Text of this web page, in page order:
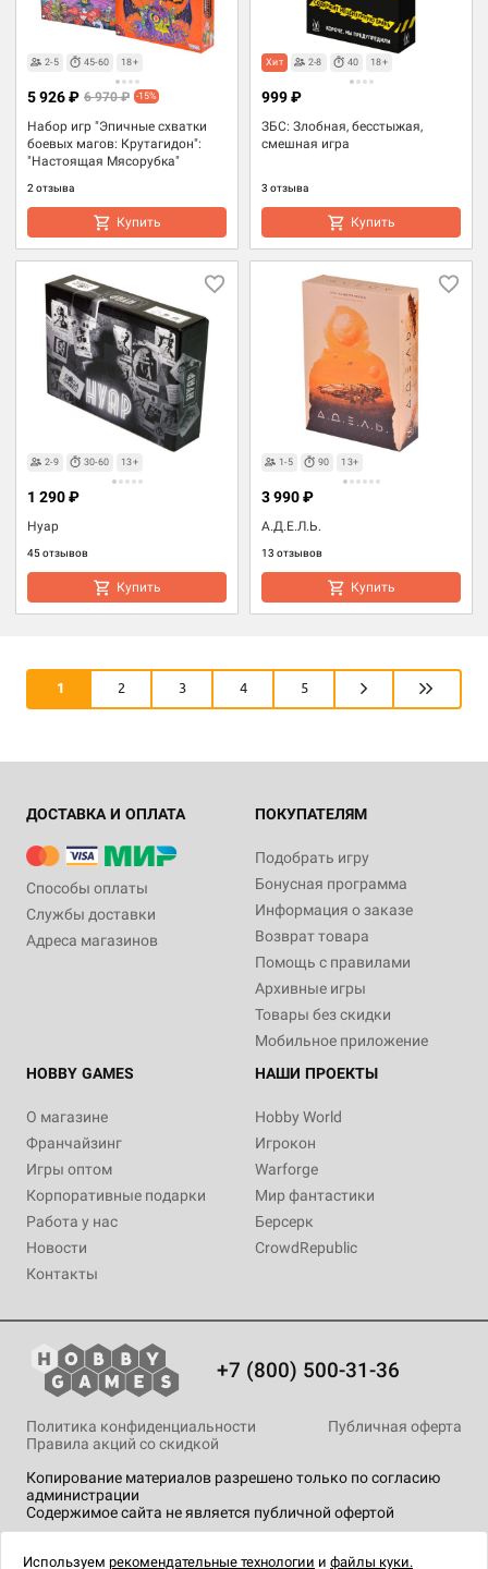
2-5 45-60 18+
Набор игр "Эпичные схватки
боевых магов: Крутагидон":
"Настоящая Мясорубка"
2 отзыва
5 926 ₽ 6 970 ₽ -15%
Купить
Хит 2-8 40 18+
ЗБС: Злобная, бесстыжая,
смешная игра
3 отзыва
999 ₽
Купить
2-9 30-60 13+
Нуар
45 отзывов
1 290 ₽
Купить
1-5 90 13+
А.Д.Е.Л.Ь.
13 отзывов
3 990 ₽
Купить
1 2 3 4 5
ДОСТАВКА И ОПЛАТА
Способы оплаты
Службы доставки
Адреса магазинов
ПОКУПАТЕЛЯМ
Подобрать игру
Бонусная программа
Информация о заказе
Возврат товара
Помощь с правилами
Архивные игры
Товары без скидки
Мобильное приложение
HOBBY GAMES
О магазине
Франчайзинг
Игры оптом
Корпоративные подарки
Работа у нас
Новости
Контакты
НАШИ ПРОЕКТЫ
Hobby World
Игрокон
Warforge
Мир фантастики
Берсерк
CrowdRepublic
+7 (800) 500-31-36
Копирование материалов разрешено только по согласию
администрации
Содержимое сайта не является публичной офертой
Политика конфиденциальности
Публичная оферта
Правила акций со скидкой
технологии .
Используем рекомендательные технологии и файлы куки.